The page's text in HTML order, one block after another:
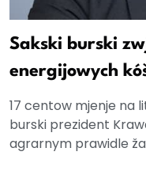
Sakski burski
energijowych
17 centow mjenje na
burski prezident
agrarnym prawidle